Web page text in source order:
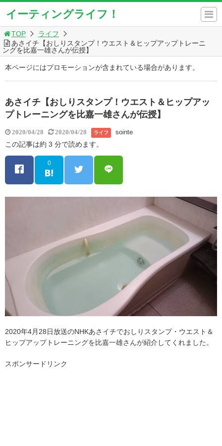
イーティングライフ！
TOP
ライフ
あさイチ【おしりスタンプ！ウエスト＆ヒップアップトレーニ
ングを比嘉一雄さんが伝授】
本ページにはプロモーションが含まれている場合があります。
あさイチ【おしりスタンプ！ウエスト＆ヒップアッ
プトレーニングを比嘉一雄さんが伝授】
2020/04/28 2020/04/28 ライフ sointe
この記事は約 3 分で読めます。
0
2020年4月28日放送のNHKあさイチでおしりスタンプ・ウエスト＆
ヒップアップトレーニングを比嘉一雄さんが紹介してくれました。
スポンサードリンク